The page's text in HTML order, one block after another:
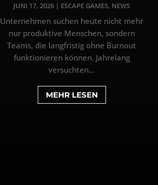
JUNI 17, 2026 | ESCAPE GAMES, NEWS
Unternehmen suchen heute nicht mehr
nur produktive Menschen, sondern
Teams, die langfristig ohne Burnout
funktionieren können. Jahrelang
versuchten...
MEHR LESEN